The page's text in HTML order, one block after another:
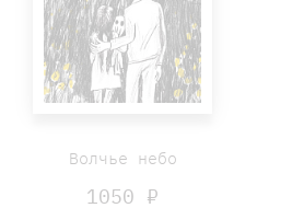
Волчье небо
1050 ₽